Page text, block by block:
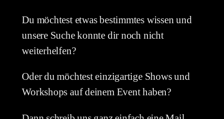
Du möchtest etwas bestimmtes wissen und
unsere Suche konnte dir noch nicht
weiterhelfen?
Oder du möchtest einzigartige Shows und
Workshops auf deinem Event haben?